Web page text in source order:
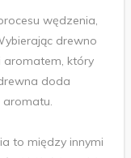
wędzenia,
drewno
aromatem, który
doda
aromatu.
to między innymi